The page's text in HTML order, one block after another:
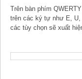
Trên bàn phím
trên các ký tự như E, U,
các tùy chọn sẽ xuất